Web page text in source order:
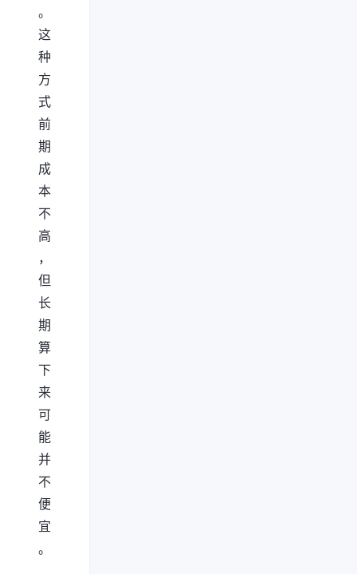
。
这
种
方
式
前
期
成
本
不
高
，
但
长
期
算
下
来
可
能
并
不
便
宜
。